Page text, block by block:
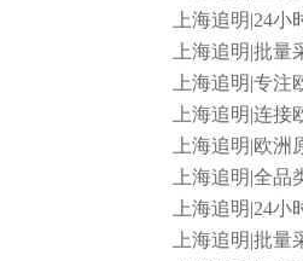
上海追明|24小
上海追明|批量
上海追明|专注
上海追明|连接
上海追明|欧洲
上海追明|全品
上海追明|24小
上海追明|批量